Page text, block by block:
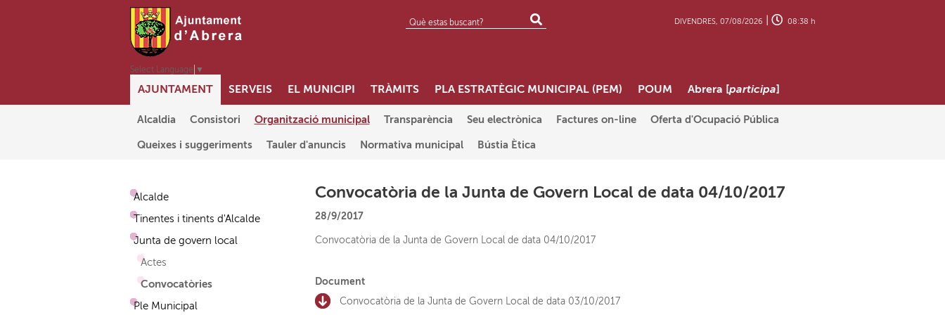
Select Language ▼
DIVENDRES, 07/08/2026 | 08:38 h
AJUNTAMENT
Alcaldia Consistori Organització municipal Transparència Seu electrònica Factures on-line Oferta d'Ocupació Pública
Queixes i suggeriments Tauler d'anuncis Normativa municipal Bústia Ètica
SERVEIS EL MUNICIPI TRÀMITS PLA ESTRATÈGIC MUNICIPAL (PEM) POUM Abrera [participa]
Abrera+Sostenible
Convocatòria de la Junta de Govern Local de data 04/10/2017
28/9/2017
Convocatòria de la Junta de Govern Local de data 04/10/2017
Document
Convocatòria de la Junta de Govern Local de data 03/10/2017
Alcalde
Tinentes i tinents d'Alcalde
Junta de govern local
Actes
Convocatòries
Ple Municipal